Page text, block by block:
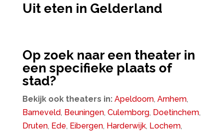
Uit eten in Gelderland
Op zoek naar een theater in
een specifieke plaats of
stad?
Bekijk ook theaters in: Apeldoorn, Arnhem,
Barneveld, Beuningen, Culemborg, Doetinchem,
Druten, Ede, Eibergen, Harderwijk, Lochem,